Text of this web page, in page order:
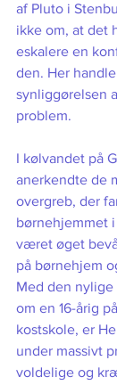
af Pluto i
ikke om, at det
eskalere en
den. Her
synliggørelsen
problem.
I kølvandet på
anerkendte de
overgreb, der
børnehjemmet
været øget
på børnehjem
Med den
om en 16-årig
kostskole, er
under massivt
voldelige og